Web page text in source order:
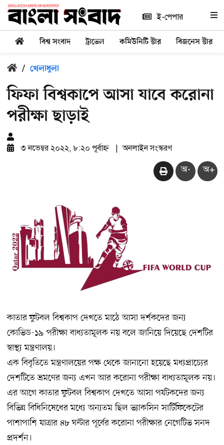
ই-পেপার
বিশ্ব সংবাদ ট্রাভেল কমিউনিটি স্টার বিজনেস স্টার
/ খেলাধুলা
ফিফা বিশ্বকাপে আসা যাবে করোনা
পরীক্ষা ছাড়াই
৩ নভেম্বর ২০২২, ৮:২০ পূর্বাহ্ন অনলাইন সংস্করণ
অ- অ+
কাতার ফুটবল বিশ্বকাপদেখতে মাঠে আসা দর্শকদের জন্য
কোভিড-১৯ পরীক্ষা বাধ্যতামূলক নয় বলে জানিয়ে দিয়েছে দেশটির
স্বাস্থ্য মন্ত্রণালয়।
এক বিবৃতিতে মন্ত্রণালয়ের পক্ষ থেকে জানানো হয়েছে মধ্যপ্রাচ্যের
দেশটিতে ভ্রমণের জন্য এখন আর করোনা পরীক্ষা বাধ্যতামূলক নয়।
এর আগে কাতার ফুটবল বিশ্বকাপ দেখতে আসা পর্যটকদের জন্য
বিভিন্ন বিধিনিষেধের মধ্যে অন্যতম ছিল ভ্যাকসিন সার্টিফিকেটের
পাশাপাশি যাত্রার ৪৮ ঘন্টার পূর্বের করোনা পরীক্ষার নেগেটিভ সনদ
প্রদর্শন।